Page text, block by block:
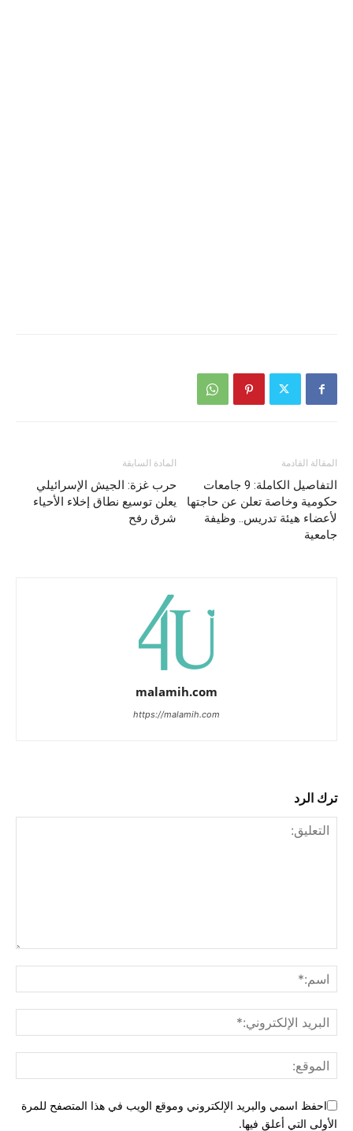
المادة السابقة
حرب غزة: الجيش الإسرائيلي
يعلن توسيع نطاق إخلاء الأحياء
شرق رفح
المقالة القادمة
التفاصيل الكاملة: 9 جامعات
حكومية وخاصة تعلن عن حاجتها
لأعضاء هيئة تدريس.. وظيفة
جامعية
malamih.com
https://malamih.com
ترك الرد
احفظ اسمي والبريد الإلكتروني وموقع الويب في هذا المتصفح للمرة
الأولى التي أعلق فيها.